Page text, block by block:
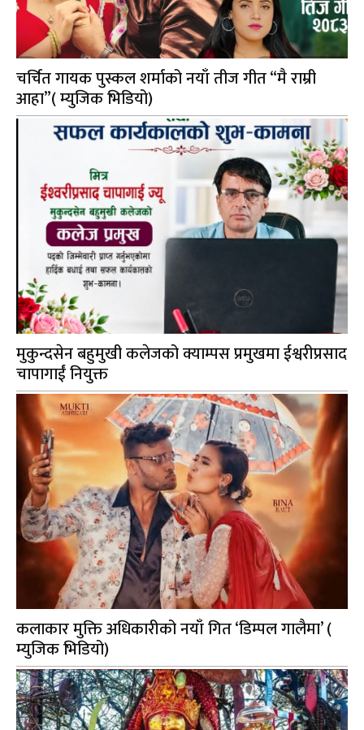
चर्चित गायक पुस्कल शर्माको नयाँ तीज गीत “मै राम्री
आहा”( म्युजिक भिडियो)
मुकुन्दसेन बहुमुखी कलेजको क्याम्पस प्रमुखमा ईश्वरीप्रसाद
चापागाईं नियुक्त
कलाकार मुक्ति अधिकारीको नयाँ गित ‘डिम्पल गालैमा’ (
म्युजिक भिडियो)